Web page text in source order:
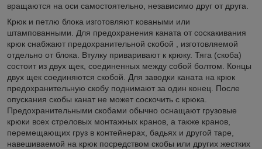
вращаются на оси самостоятельно, независимо друг от друга.
Крюк и петлю блока изготовляют коваными или
штампованными. Для предохранения каната от соскакивания
крюк снабжают предохранительной скобой , изготовляемой
отдельно от блока. Втулку приваривают к крюку. Тяга (скоба)
состоит из двух щек, соединенных между собой болтом. Концы
двух щек соединяются скобой. Для заводки каната на крюк
предохранительную скобу поднимают за один конец. После
опускания скобы канат не может соскочить с крюка.
Предохранительными скобами обычно оснащают грузовые
крюки всех стреловых монтажных кранов, а также кранов,
перемещающих груз в контейнерах, бадьях и другой таре,
навешиваемой на крюк посредством скобы или других жестких